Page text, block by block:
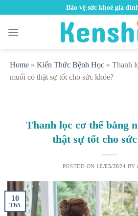
content
Bảo vệ sức khoẻ gia
Home » Kiến Thức Bệnh Học » Thanh
muối có thật sự tốt cho sức khỏe?
Thanh lọc cơ thể bằng
thật sự tốt cho
POSTED ON 10/05/2024 BY
10
Th5